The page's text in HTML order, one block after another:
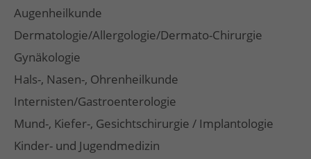
Augenheilkunde
Dermatologie/Allergologie/Dermato-Chirurgie
Gynäkologie
Hals-, Nasen-, Ohrenheilkunde
Internisten/Gastroenterologie
Mund-, Kiefer-, Gesichtschirurgie / Implantologie
Kinder- und Jugendmedizin